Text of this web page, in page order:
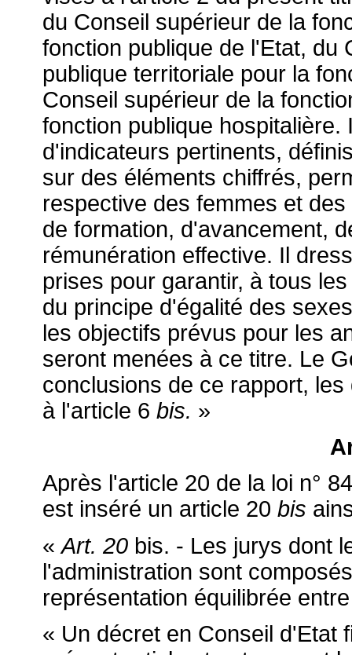
du Conseil supérieur de la
fonction publique de l'Etat, du
publique territoriale pour la
Conseil supérieur de la
fonction publique
d'indicateurs pertinents,
sur des éléments chiffrés,
respective des femmes et
de formation, d'avancement,
rémunération effective. Il
prises pour garantir, à tous
du principe d'égalité des
les objectifs prévus pour les
seront menées à ce titre. Le
conclusions de ce rapport,
à l'article 6 bis. »
Après l'article 20 de la loi n°
est inséré un article 20 bis
«Art. 20 bis. - Les jurys dont
l'administration sont
représentation équilibrée
« Un décret en Conseil d'Etat